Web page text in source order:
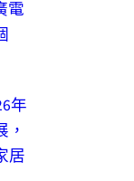
電
年
居